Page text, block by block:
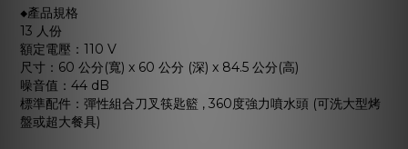
◆產品規格
13 人份
額定電壓：110 V
尺寸：60 公分(寬) x 60 公分 (深) x 84.5 公分(高)
噪音值：44 dB
標準配件：彈性組合刀叉筷匙籃 , 360度強力噴水頭 (可洗大型烤
盤或超大餐具)